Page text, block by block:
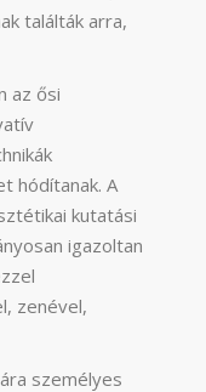
találták arra,
az ősi
hódítanak. A
kutatási
igazoltan
zenével,
személyes